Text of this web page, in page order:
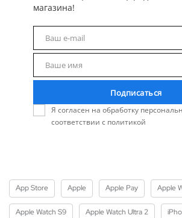
магазина!
Email
Ваш e-mail
Name
Ваше имя
Подписаться
Я согласен на обработку
соответствии с политикой
App Store Apple Apple Pay Apple
Apple Watch S9 Apple Watch Ultra 2